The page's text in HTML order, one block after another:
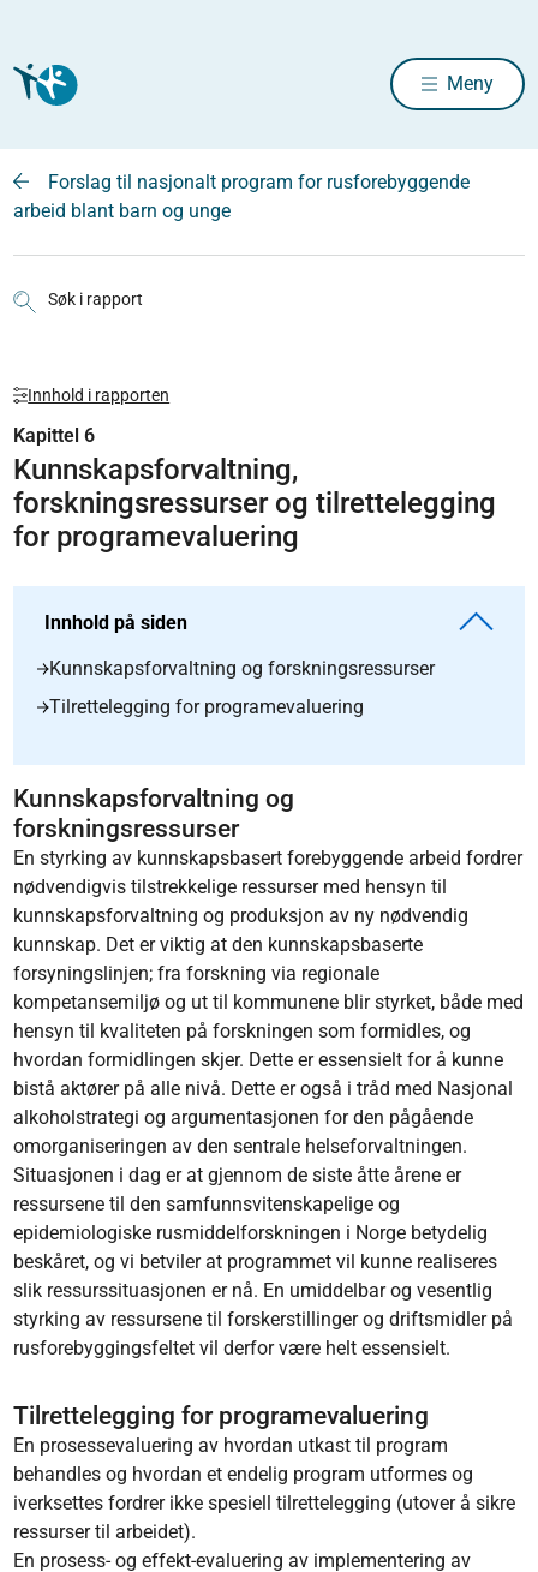
Meny
Forslag til nasjonalt program for rusforebyggende
arbeid blant barn og unge
Søk i rapport
Innhold i rapporten
Kapittel 6
Kunnskapsforvaltning,
forskningsressurser og tilrettelegging
for programevaluering
Innhold på siden
Kunnskapsforvaltning og forskningsressurser
Tilrettelegging for programevaluering
Kunnskapsforvaltning og
forskningsressurser
En styrking av kunnskapsbasert forebyggende arbeid fordrer
nødvendigvis tilstrekkelige ressurser med hensyn til
kunnskapsforvaltning og produksjon av ny nødvendig
kunnskap. Det er viktig at den kunnskapsbaserte
forsyningslinjen; fra forskning via regionale
kompetansemiljø og ut til kommunene blir styrket, både med
hensyn til kvaliteten på forskningen som formidles, og
hvordan formidlingen skjer. Dette er essensielt for å kunne
bistå aktører på alle nivå. Dette er også i tråd med Nasjonal
alkoholstrategi og argumentasjonen for den pågående
omorganiseringen av den sentrale helseforvaltningen.
Situasjonen i dag er at gjennom de siste åtte årene er
ressursene til den samfunnsvitenskapelige og
epidemiologiske rusmiddelforskningen i Norge betydelig
beskåret, og vi betviler at programmet vil kunne realiseres
slik ressurssituasjonen er nå. En umiddelbar og vesentlig
styrking av ressursene til forskerstillinger og driftsmidler på
rusforebyggingsfeltet vil derfor være helt essensielt.
Tilrettelegging for programevaluering
En prosessevaluering av hvordan utkast til program
behandles og hvordan et endelig program utformes og
iverksettes fordrer ikke spesiell tilrettelegging (utover å sikre
ressurser til arbeidet).
En prosess- og effekt-evaluering av implementering av